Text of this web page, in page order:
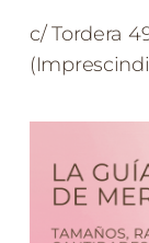
c/ Tordera